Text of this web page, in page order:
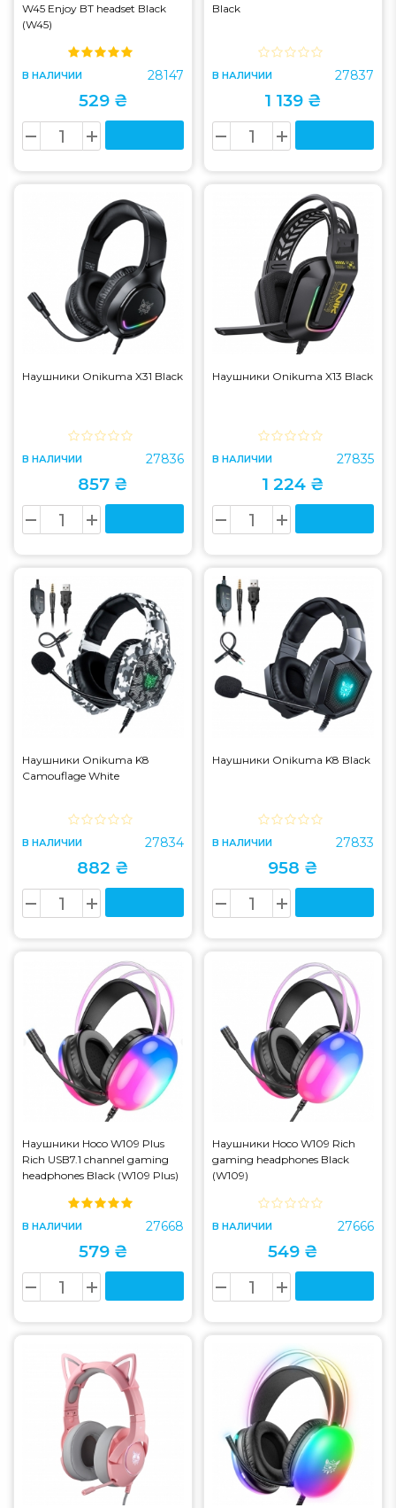
W45 Enjoy BT headset Black
(W45)
В НАЛИЧИИ 28147
529 ₴
Black
В НАЛИЧИИ 27837
1 139 ₴
Наушники Onikuma X31 Black
В НАЛИЧИИ 27836
857 ₴
Наушники Onikuma X13 Black
В НАЛИЧИИ 27835
1 224 ₴
Наушники Onikuma K8
Camouflage White
В НАЛИЧИИ 27834
882 ₴
Наушники Onikuma K8 Black
В НАЛИЧИИ 27833
958 ₴
Наушники Hoco W109 Plus
Rich USB7.1 channel gaming
headphones Black (W109 Plus)
В НАЛИЧИИ 27668
579 ₴
Наушники Hoco W109 Rich
gaming headphones Black
(W109)
В НАЛИЧИИ 27666
549 ₴